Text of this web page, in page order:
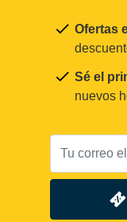
Ofertas
Sé el
nuevos